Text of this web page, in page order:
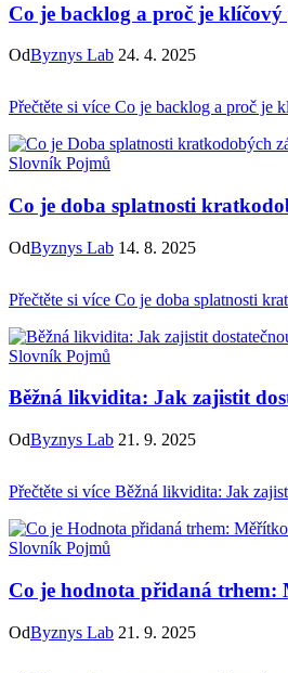
Co je backlog a proč je
OdByznys Lab 24. 4. 2025
Přečtěte si více Co je backlog a proč je
Slovník Pojmů
Co je doba splatnosti
OdByznys Lab 14. 8. 2025
Přečtěte si více Co je doba splatnosti
Slovník Pojmů
Běžná likvidita: Jak zajistit
OdByznys Lab 21. 9. 2025
Přečtěte si více Běžná likvidita: Jak
Slovník Pojmů
Co je hodnota přidaná trhem:
OdByznys Lab 21. 9. 2025